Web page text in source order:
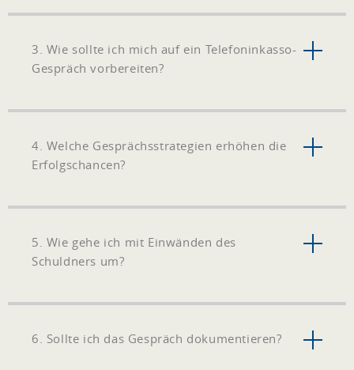
3. Wie sollte ich mich auf ein Telefoninkasso-
Gespräch vorbereiten?
4. Welche Gesprächsstrategien erhöhen die
Erfolgschancen?
5. Wie gehe ich mit Einwänden des
Schuldners um?
6. Sollte ich das Gespräch dokumentieren?